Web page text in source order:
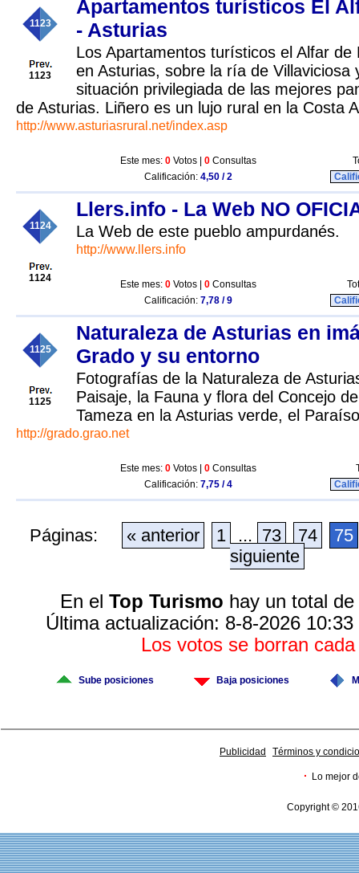
1123
1123
Apartamentos turísticos El
- Asturias
Los Apartamentos turísticos el Alfar de
en Asturias, sobre la ría de Villaviciosa
situación privilegiada de las mejores
de Asturias. Liñero es un lujo rural en la Costa
http://www.asturiasrural.net/index.asp
Este mes: 0 Votos | 0 Consultas
Calificación: 4,50 / 2
1124
1124
Llers.info - La Web NO
La Web de este pueblo ampurdanés.
http://www.llers.info
Este mes: 0 Votos | 0 Consultas
Calificación: 7,78 / 9
1125
1125
Naturaleza de Asturias en
Grado y su entorno
Fotografías de la Naturaleza de
Paisaje, la Fauna y flora del Concejo
Tameza en la Asturias verde, el
http://grado.grao.net
Este mes: 0 Votos | 0 Consultas
Calificación: 7,75 / 4
Páginas: « anterior 1 ... 73 74
75
siguiente
En el Top Turismo hay un total
Última actualización: 8-8-2026
Los votos se borran
Sube posiciones Baja posiciones
Publicidad Términos y
· Lo mejor
Copyright ©